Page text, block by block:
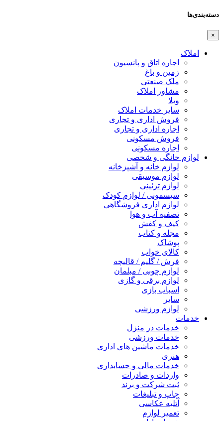
دسته‌بندی‌ها
×
املاک
اجاره اتاق و پانسیون
زمین و باغ
ملک صنعتی
مشاور املاک
ویلا
سایر خدمات املاک
فروش اداری و تجاری
اجاره اداری و تجاری
فروش مسکونی
اجاره مسکونی
لوازم خانگی و شخصی
لوازم خانه و آشپزخانه
لوازم موسیقی
لوازم تزئینی
سیسمونی / لوازم کودک
لوازم اداری فروشگاهی
تصفیه آب و هوا
کیف و کفش
مجله و کتاب
پوشاک
کالای خواب
فرش / گلیم / قالیچه
لوازم چوبی / مبلمان
لوازم برقی و گازی
اسباب بازی
سایر
لوازم ورزشی
خدمات
خدمات در منزل
خدمات ورزشی
خدمات ماشین های اداری
هنری
خدمات مالی و حسابداری
واردات و صادرات
ثبت شرکت و برند
چاپ و تبلیغات
آتلیه عکاسی
تعمیر لوازم